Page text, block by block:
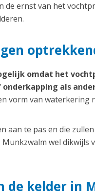
de ernst van het
omdat het
onderkapping als
vorm van waterkering
aan te pas en die
wel
de kelder in